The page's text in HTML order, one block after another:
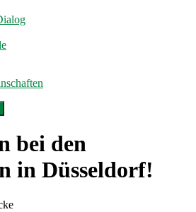
bei den
in Düsseldorf!